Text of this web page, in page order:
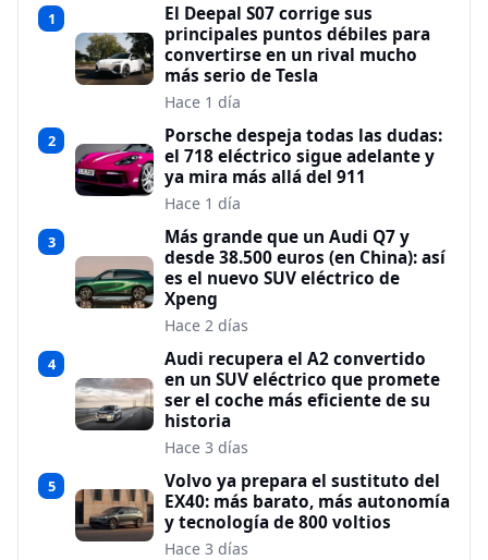
1
El Deepal S07 corrige sus
principales puntos débiles para
convertirse en un rival mucho
más serio de Tesla
Hace 1 día
2
Porsche despeja todas las dudas:
el 718 eléctrico sigue adelante y
ya mira más allá del 911
Hace 1 día
3
Más grande que un Audi Q7 y
desde 38.500 euros (en China): así
es el nuevo SUV eléctrico de
Xpeng
Hace 2 días
4
Audi recupera el A2 convertido
en un SUV eléctrico que promete
ser el coche más eficiente de su
historia
Hace 3 días
5
Volvo ya prepara el sustituto del
EX40: más barato, más autonomía
y tecnología de 800 voltios
Hace 3 días